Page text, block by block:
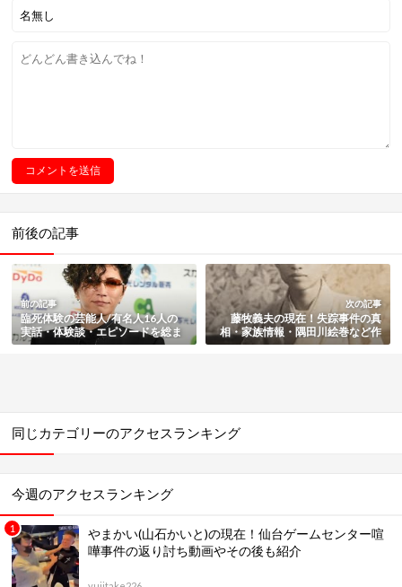
前後の記事
前の記事
臨死体験の芸能人/有名人16人の
実話・体験談・エピソードを総ま
とめ
次の記事
藤牧義夫の現在！失踪事件の真
相・家族情報・隅田川絵巻など作
品と経歴をまとめ
同じカテゴリーのアクセスランキング
今週のアクセスランキング
やまかい(山石かいと)の現在！仙台ゲームセンター喧
嘩事件の返り討ち動画やその後も紹介